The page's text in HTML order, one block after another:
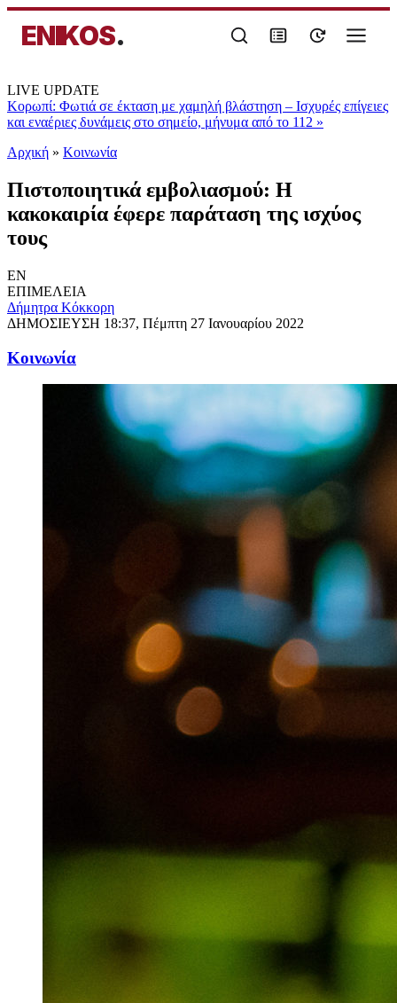
ENIKOS.
LIVE UPDATE
Κορωπί: Φωτιά σε έκταση με χαμηλή βλάστηση – Ισχυρές επίγειες
και εναέριες δυνάμεις στο σημείο, μήνυμα από το 112 »
Αρχική » Κοινωνία
Πιστοποιητικά εμβολιασμού: Η
κακοκαιρία έφερε παράταση της ισχύος
τους
EN
ΕΠΙΜΕΛΕΙΑ
Δήμητρα Κόκκορη
ΔΗΜΟΣΙΕΥΣΗ 18:37, Πέμπτη 27 Ιανουαρίου 2022
Κοινωνία